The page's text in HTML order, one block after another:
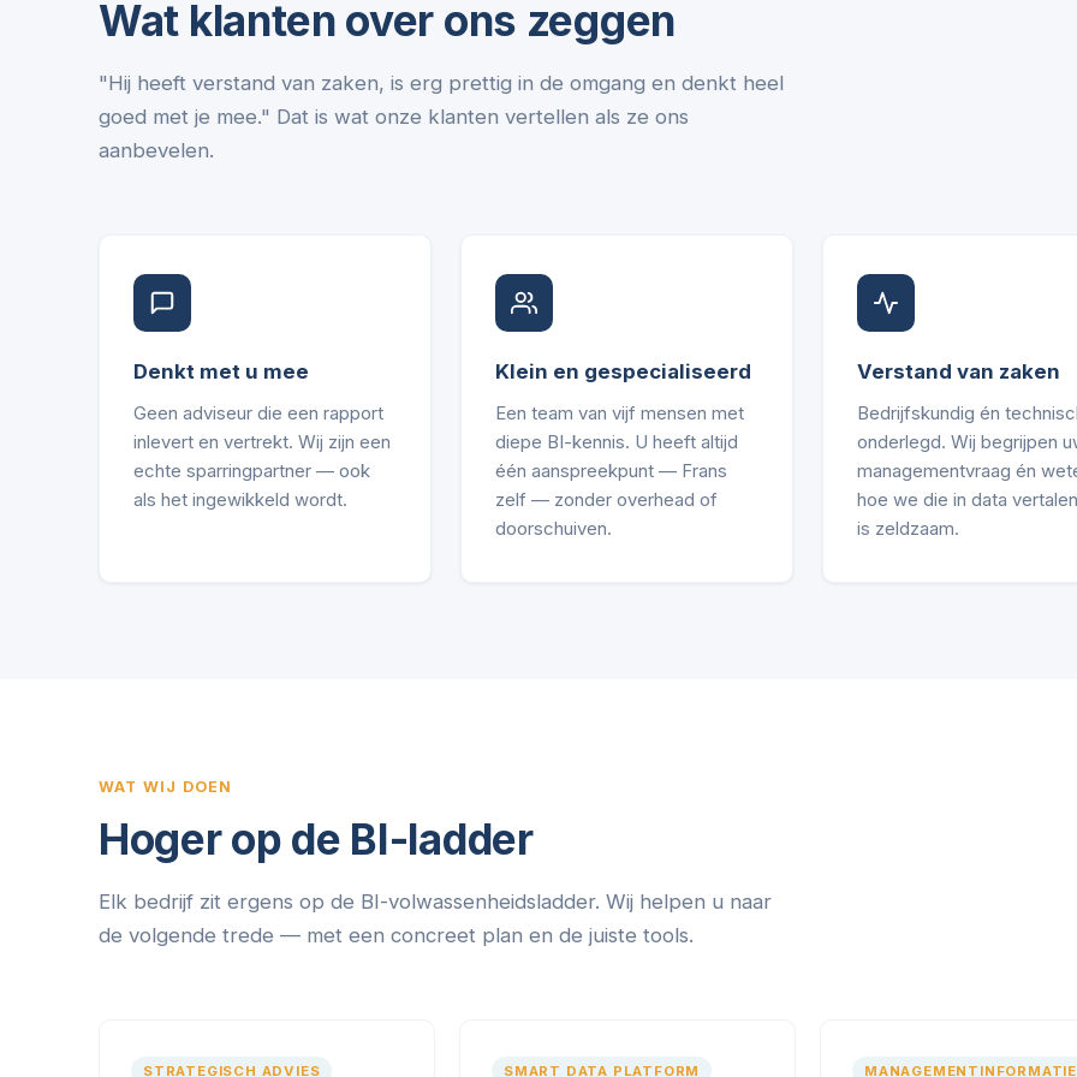
Wat klanten over ons zeggen
"Hij heeft verstand van zaken, is erg prettig in de omgang en denkt heel
goed met je mee." Dat is wat onze klanten vertellen als ze ons
aanbevelen.
Denkt met u mee
Geen adviseur die een rapport
inlevert en vertrekt. Wij zijn een
echte sparringpartner — ook
als het ingewikkeld wordt.
Klein en gespecialiseerd
Een team van vijf mensen met
diepe BI-kennis. U heeft altijd
één aanspreekpunt — Frans
zelf — zonder overhead of
doorschuiven.
Verstand van zaken
Bedrijfskundig én
onderlegd. Wij begrijpen
managementvraag én
hoe we die in data
is zeldzaam.
WAT WIJ DOEN
Hoger op de BI-ladder
Elk bedrijf zit ergens op de BI-volwassenheidsladder. Wij helpen u naar
de volgende trede — met een concreet plan en de juiste tools.
STRATEGISCH ADVIES SMART DATA PLATFORM MANAGEMENTINFORMATIE